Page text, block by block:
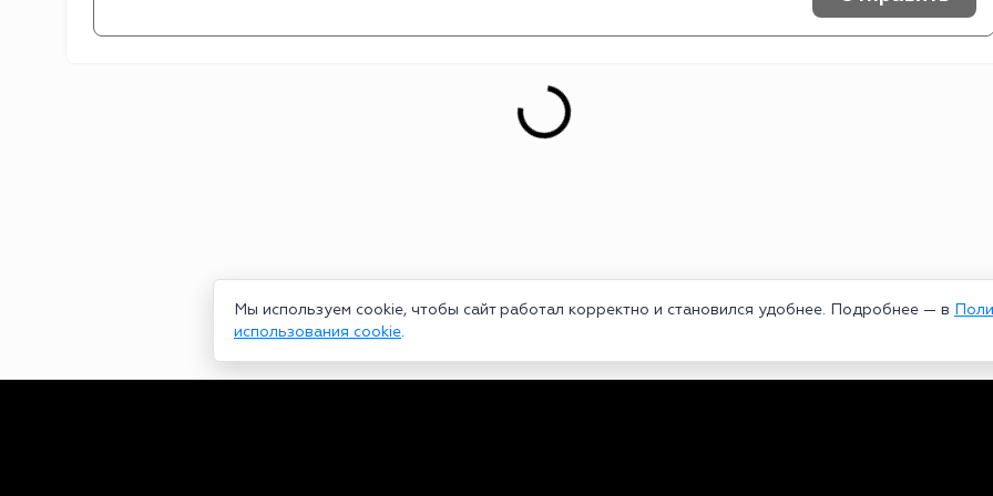
Мы используем cookie, чтобы сайт работал корректно и становился удобнее. Подробнее — в
использования cookie.